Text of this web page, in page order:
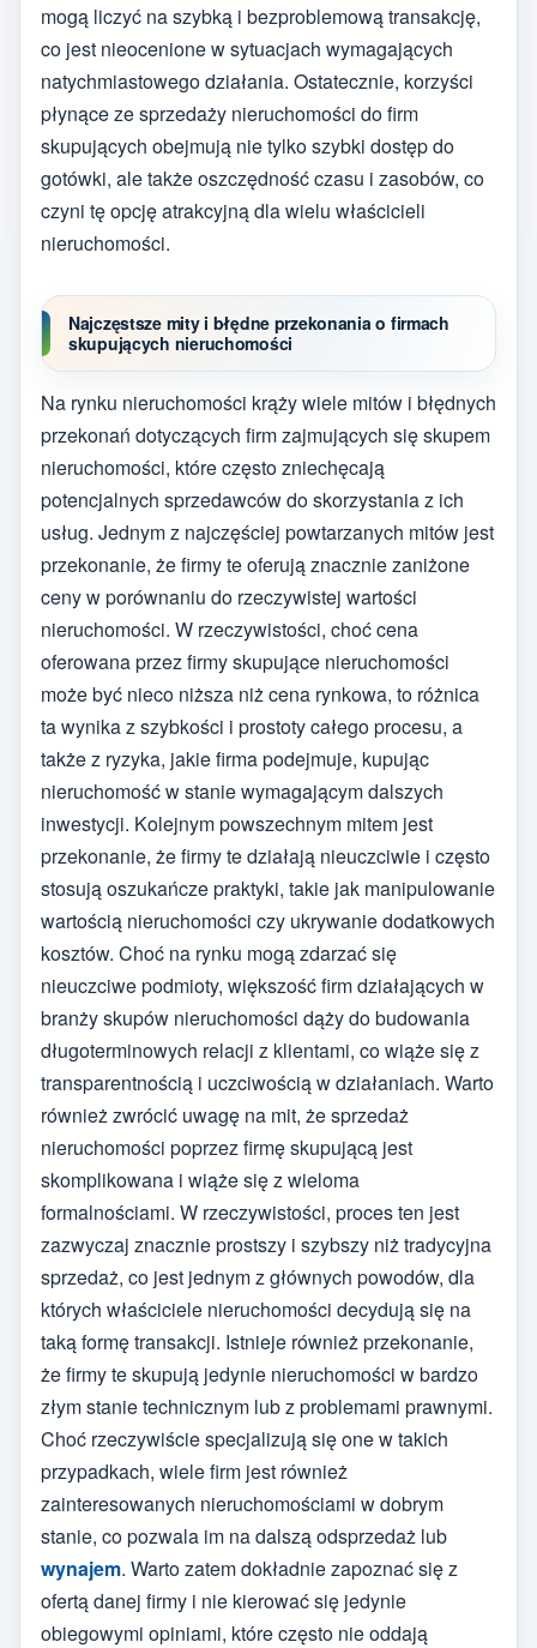
mogą liczyć na szybką i bezproblemową transakcję,
co jest nieocenione w sytuacjach wymagających
natychmiastowego działania. Ostatecznie, korzyści
płynące ze sprzedaży nieruchomości do firm
skupujących obejmują nie tylko szybki dostęp do
gotówki, ale także oszczędność czasu i zasobów, co
czyni tę opcję atrakcyjną dla wielu właścicieli
nieruchomości.
Najczęstsze mity i błędne przekonania o firmach
skupujących nieruchomości
Na rynku nieruchomości krąży wiele mitów i błędnych
przekonań dotyczących firm zajmujących się skupem
nieruchomości, które często zniechęcają
potencjalnych sprzedawców do skorzystania z ich
usług. Jednym z najczęściej powtarzanych mitów jest
przekonanie, że firmy te oferują znacznie zaniżone
ceny w porównaniu do rzeczywistej wartości
nieruchomości. W rzeczywistości, choć cena
oferowana przez firmy skupujące nieruchomości
może być nieco niższa niż cena rynkowa, to różnica
ta wynika z szybkości i prostoty całego procesu, a
także z ryzyka, jakie firma podejmuje, kupując
nieruchomość w stanie wymagającym dalszych
inwestycji. Kolejnym powszechnym mitem jest
przekonanie, że firmy te działają nieuczciwie i często
stosują oszukańcze praktyki, takie jak manipulowanie
wartością nieruchomości czy ukrywanie dodatkowych
kosztów. Choć na rynku mogą zdarzać się
nieuczciwe podmioty, większość firm działających w
branży skupów nieruchomości dąży do budowania
długoterminowych relacji z klientami, co wiąże się z
transparentnością i uczciwością w działaniach. Warto
również zwrócić uwagę na mit, że sprzedaż
nieruchomości poprzez firmę skupującą jest
skomplikowana i wiąże się z wieloma
formalnościami. W rzeczywistości, proces ten jest
zazwyczaj znacznie prostszy i szybszy niż tradycyjna
sprzedaż, co jest jednym z głównych powodów, dla
których właściciele nieruchomości decydują się na
taką formę transakcji. Istnieje również przekonanie,
że firmy te skupują jedynie nieruchomości w bardzo
złym stanie technicznym lub z problemami prawnymi.
Choć rzeczywiście specjalizują się one w takich
przypadkach, wiele firm jest również
zainteresowanych nieruchomościami w dobrym
stanie, co pozwala im na dalszą odsprzedaż lub
wynajem. Warto zatem dokładnie zapoznać się z
ofertą danej firmy i nie kierować się jedynie
obiegowymi opiniami, które często nie oddają